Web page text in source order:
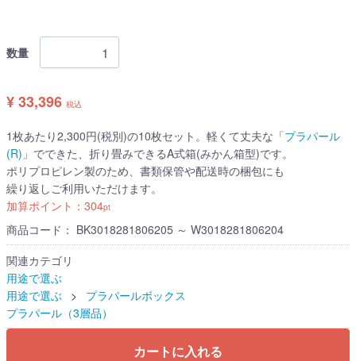
数量
¥ 33,396 税込
1枚あたり2,300円(税別)の10枚セット。軽くて丈夫な「プラパール
(R) 」でできた、折り畳みできるA式箱(みかん箱型)です。
ポリプロピレン製のため、書類保管や配送時の梱包にも
繰り返しご利用いただけます。
加算ポイント： 304pt
商品コード： BK3018281806205 ～ W3018281806204
関連カテゴリ
用途で選ぶ
用途で選ぶ
プラパールボックス
プラパール（3層品）
カートに入れる